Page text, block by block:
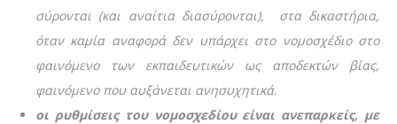
σύρονται (και αναίτια διασύρονται), στα δικαστήρια,
όταν καμία αναφορά δεν υπάρχει στο νομοσχέδιο στο
φαινόμενο των εκπαιδευτικών ως αποδεκτών βίας,
φαινόμενο που αυξάνεται ανησυχητικά.
οι ρυθμίσεις του νομοσχεδίου είναι ανεπαρκείς, με